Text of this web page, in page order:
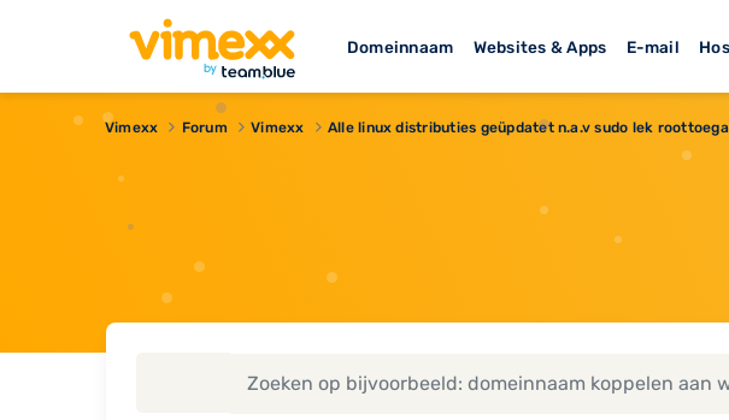
Domeinnaam Websites & Apps E-mail
Vimexx Forum Vimexx Alle linux distributies geüpdatet n.a.v sudo lek